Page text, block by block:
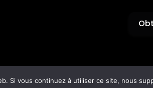
Accueil
Si vous continuez à utiliser ce site, nous